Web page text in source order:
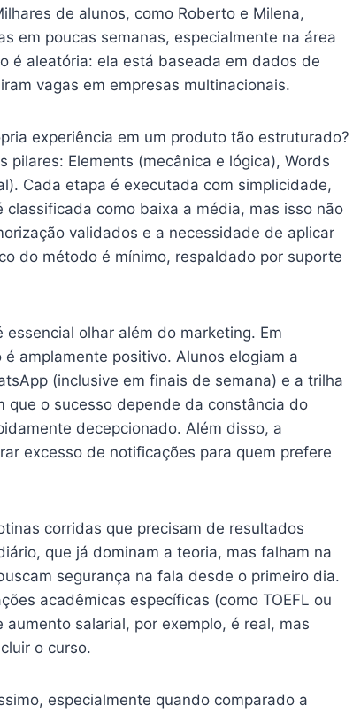
de alunos, como Roberto e Milena,
em poucas semanas, especialmente na área
é aleatória: ela está baseada em dados de
vagas em empresas multinacionais.
experiência em um produto tão estruturado?
Elements (mecânica e lógica), Words
Cada etapa é executada com simplicidade,
como baixa a média, mas isso não
validados e a necessidade de aplicar
do método é mínimo, respaldado por suporte
olhar além do marketing. Em
amplamente positivo. Alunos elogiam a
(inclusive em finais de semana) e a trilha
o sucesso depende da constância do
decepcionado. Além disso, a
excesso de notificações para quem prefere
corridas que precisam de resultados
que já dominam a teoria, mas falham na
segurança na fala desde o primeiro dia.
acadêmicas específicas (como TOEFL ou
salarial, por exemplo, é real, mas
o curso.
especialmente quando comparado a